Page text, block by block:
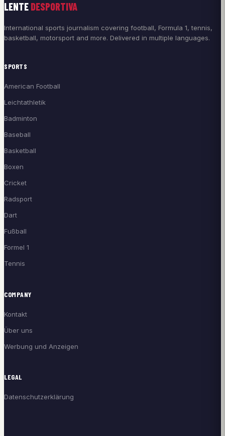
LENTE DESPORTIVA
International sports journalism covering football, Formula 1, tennis,
basketball, motorsport and more. Delivered in multiple languages.
SPORTS
American Football
Leichtathletik
Badminton
Baseball
Basketball
Boxen
Cricket
Radsport
Dart
Fußball
Formel 1
Tennis
COMPANY
Kontakt
Über uns
Werbung und Anzeigen
LEGAL
Datenschutzerklärung